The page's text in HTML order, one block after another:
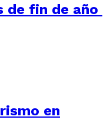
de fin de año
en